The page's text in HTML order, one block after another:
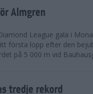
Almgren
League gala i
första lopp efter den
på 5 000 m vid
tredje rekord